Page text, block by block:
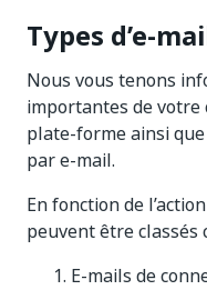
Types d’e-
Nous vous tenons
importantes de votre
plate-forme ainsi
par e-mail.
En fonction de
peuvent être classés
E-mails de